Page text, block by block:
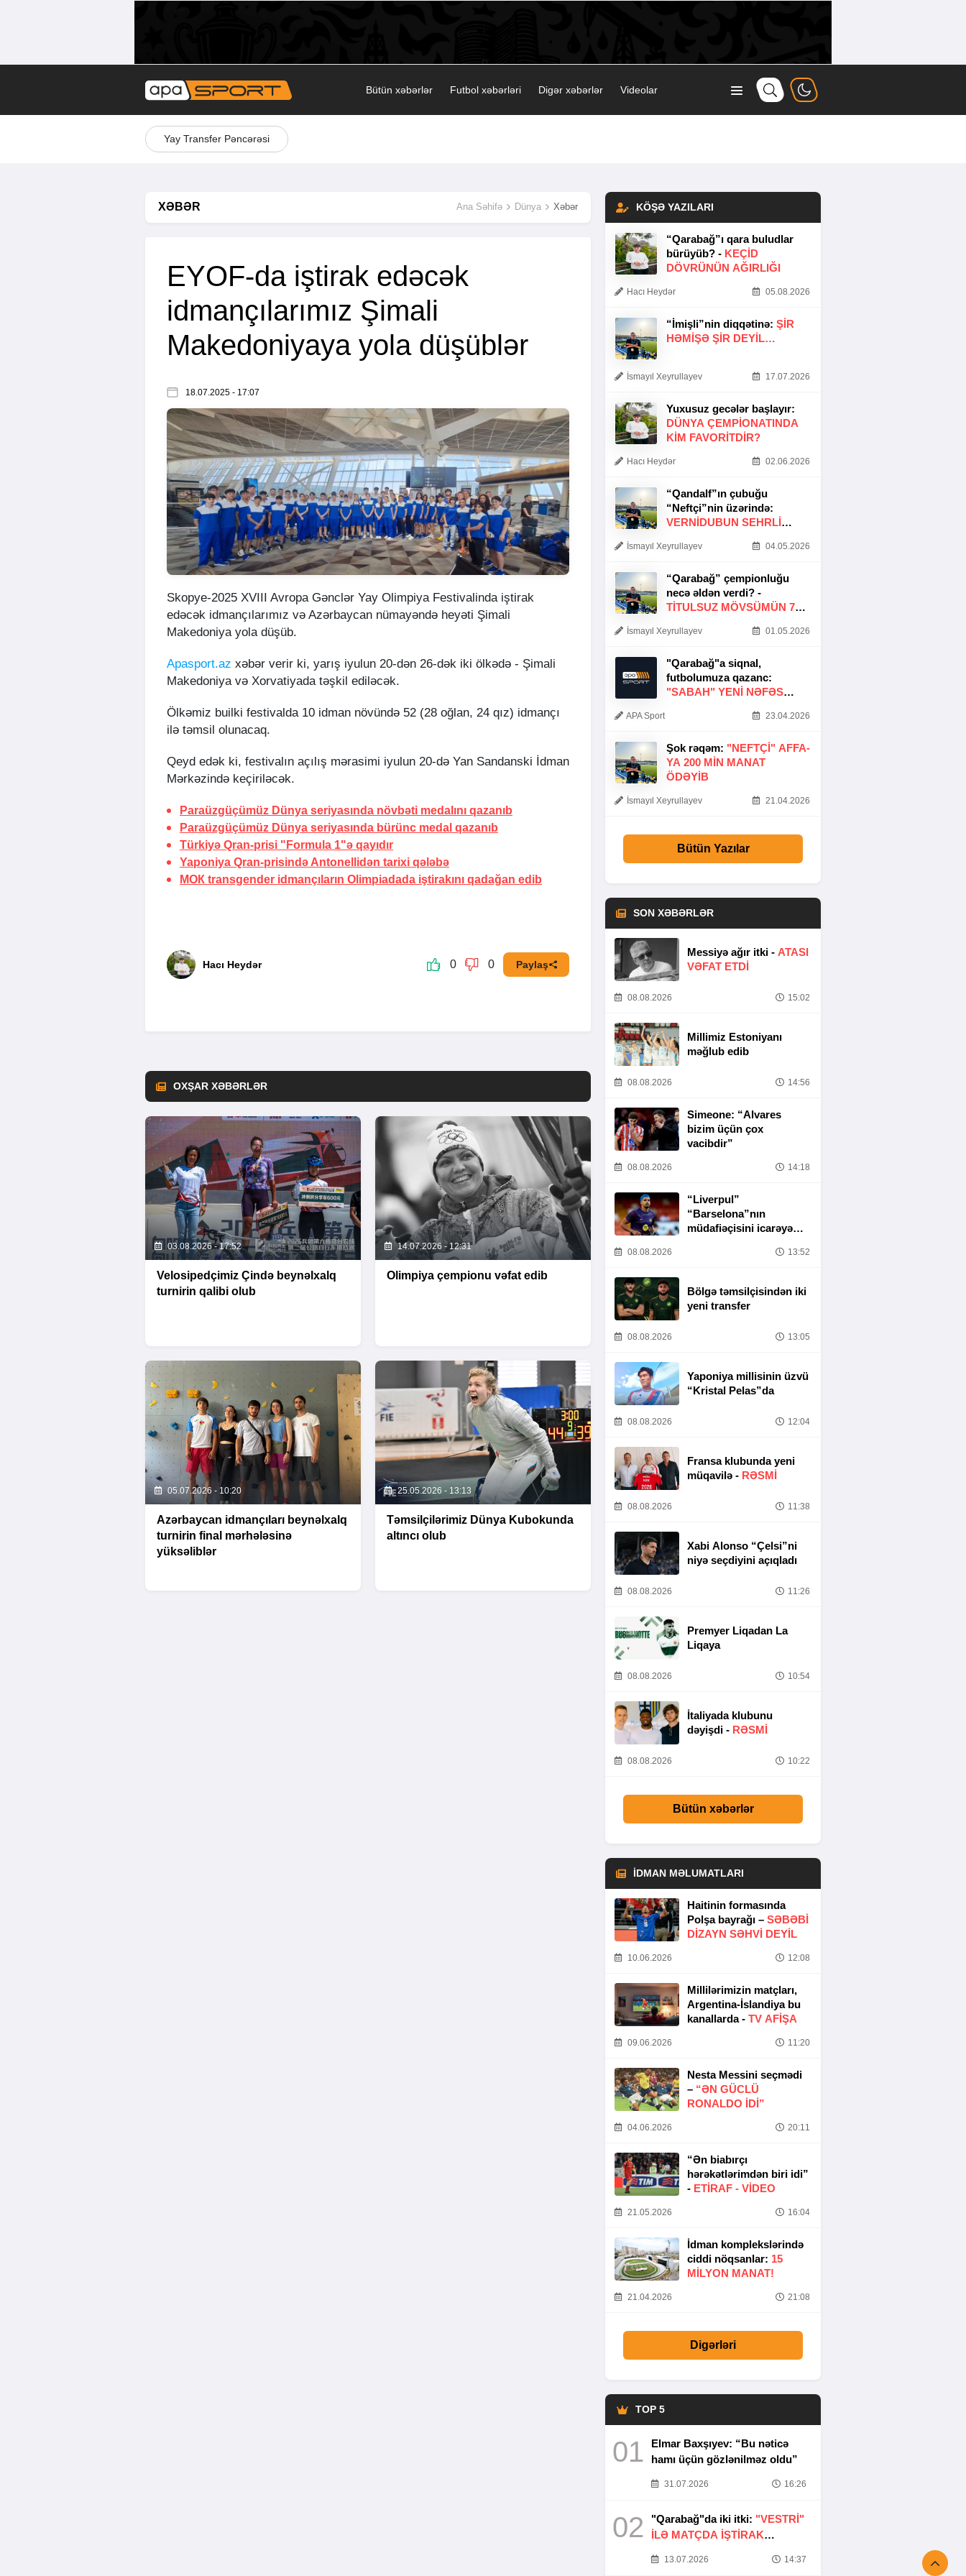
Bütün xəbərlər Futbol xəbərləri Digər xəbərlər Videolar
Yay Transfer Pəncərəsi
XƏBƏR Ana Səhifə Dünya Xəbər
EYOF-da iştirak edəcək
idmançılarımız Şimali
Makedoniyaya yola düşüblər
18.07.2025 - 17:07
Skopye-2025 XVIII Avropa Gənclər Yay Olimpiya Festivalinda iştirak
edəcək idmançılarımız və Azərbaycan nümayəndə heyəti Şimali
Makedoniya yola düşüb.
Apasport.az xəbər verir ki, yarış iyulun 20-dən 26-dək iki ölkədə - Şimali
Makedoniya və Xorvatiyada təşkil ediləcək.
Ölkəmiz builki festivalda 10 idman növündə 52 (28 oğlan, 24 qız) idmançı
ilə təmsil olunacaq.
Qeyd edək ki, festivalın açılış mərasimi iyulun 20-də Yan Sandanski İdman
Mərkəzində keçiriləcək.
Paraüzgüçümüz Dünya seriyasında növbəti medalını qazanıb
Paraüzgüçümüz Dünya seriyasında bürünc medal qazanıb
Türkiyə Qran-prisi "Formula 1"ə qayıdır
Yaponiya Qran-prisində Antonellidən tarixi qələbə
МОК transgender idmançıların Olimpiadada iştirakını qadağan edib
Hacı Heydər 0 0 Paylaş
OXŞAR XƏBƏRLƏR
03.08.2026 - 17:52
Velosipedçimiz Çində beynəlxalq
turnirin qalibi olub
14.07.2026 - 12:31
Olimpiya çempionu vəfat edib
05.07.2026 - 10:20
Azərbaycan idmançıları beynəlxalq
turnirin final mərhələsinə
yüksəliblər
25.05.2026 - 13:13
Təmsilçilərimiz Dünya Kubokunda
altıncı olub
KÖŞƏ YAZILARI
“Qarabağ”ı qara buludlar
bürüyüb? - KEÇID
DÖVRÜNÜN AĞIRLIĞI
Hacı Heydər 05.08.2026
“İmişli”nin diqqətinə: ŞIR
HƏMIŞƏ ŞIR DEYIL…
İsmayıl Xeyrullayev 17.07.2026
Yuxusuz gecələr başlayır:
DÜNYA ÇEMPIONATINDA
KIM FAVORITDIR?
Hacı Heydər 02.06.2026
“Qandalf”ın çubuğu
“Neftçi”nin üzərində:
VERNİDUBUN SEHRLİ
İsmayıl Xeyrullayev 04.05.2026
“Qarabağ” çempionluğu
necə əldən verdi? -
TITULSUZ MÖVSÜMÜN 7
İsmayıl Xeyrullayev 01.05.2026
"Qarabağ"a siqnal,
futbolumuza qazanc:
"SABAH" YENI NƏFƏS
APA Sport 23.04.2026
Şok rəqəm: "NEFTÇI" AFFA-
YA 200 MIN MANAT
ÖDƏYIB
İsmayıl Xeyrullayev 21.04.2026
Bütün Yazılar
SON XƏBƏRLƏR
Messiyə ağır itki - ATASI
VƏFAT ETDI
08.08.2026 15:02
Millimiz Estoniyanı
məğlub edib
08.08.2026 14:56
Simeone: “Alvares
bizim üçün çox
vacibdir”
08.08.2026 14:18
“Liverpul”
“Barselona”nın
müdafiəçisini icarəyə
08.08.2026 13:52
Bölgə təmsilçisindən iki
yeni transfer
08.08.2026 13:05
Yaponiya millisinin üzvü
“Kristal Pelas”da
08.08.2026 12:04
Fransa klubunda yeni
müqavilə - RƏSMİ
08.08.2026 11:38
Xabi Alonso “Çelsi”ni
niyə seçdiyini açıqladı
08.08.2026 11:26
Premyer Liqadan La
Liqaya
08.08.2026 10:54
İtaliyada klubunu
dəyişdi - RƏSMİ
08.08.2026 10:22
Bütün xəbərlər
İDMAN MƏLUMATLARI
Haitinin formasında
Polşa bayrağı – SƏBƏBI
DIZAYN SƏHVI DEYIL
10.06.2026 12:08
Millilərimizin matçları,
Argentina-İslandiya bu
kanallarda - TV AFİŞA
09.06.2026 11:20
Nesta Messini seçmədi
– “ƏN GÜCLÜ
RONALDO IDI”
04.06.2026 20:11
“Ən biabırçı
hərəkətlərimdən biri idi”
- ETIRAF - VİDEO
21.05.2026 16:04
İdman komplekslərində
ciddi nöqsanlar: 15
MILYON MANAT!
21.04.2026 21:08
Digərləri
TOP 5
01
Elmar Baxşıyev: “Bu nəticə
hamı üçün gözlənilməz oldu”
31.07.2026 16:26
02 "Qarabağ"da iki itki: "VESTRİ"
İLƏ MATÇDA İŞTİRAK
13.07.2026 14:37